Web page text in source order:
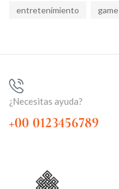
entretenimiento game
¿Necesitas ayuda?
+00 0123456789